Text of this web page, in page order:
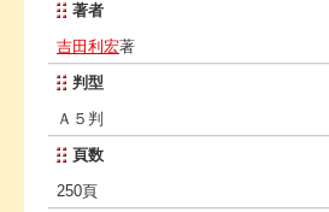
著者
吉田利宏著
判型
Ａ５判
頁数
250頁